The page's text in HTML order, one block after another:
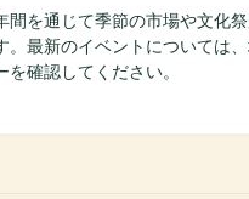
間を通じて季節の市場や文化
。最新のイベントについては
を確認してください。